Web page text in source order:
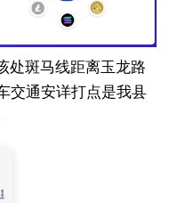
处斑马线距离玉龙路
交通安详打点是我县